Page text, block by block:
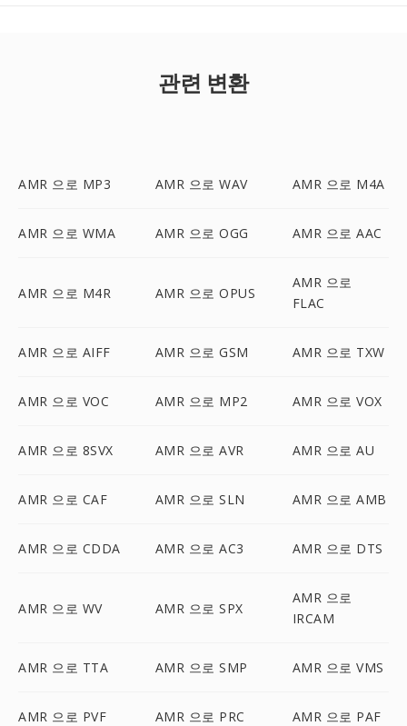
관련 변환
AMR 으로 MP3 AMR 으로 WAV AMR 으로 M4A
AMR 으로 WMA AMR 으로 OGG AMR 으로 AAC
AMR 으로 M4R AMR 으로 OPUS
AMR 으로
FLAC
AMR 으로 AIFF AMR 으로 GSM AMR 으로 TXW
AMR 으로 VOC AMR 으로 MP2 AMR 으로 VOX
AMR 으로 8SVX AMR 으로 AVR AMR 으로 AU
AMR 으로 CAF AMR 으로 SLN AMR 으로 AMB
AMR 으로 CDDA AMR 으로 AC3 AMR 으로 DTS
AMR 으로 WV AMR 으로 SPX
AMR 으로
IRCAM
AMR 으로 TTA AMR 으로 SMP AMR 으로 VMS
AMR 으로 PVF AMR 으로 PRC AMR 으로 PAF